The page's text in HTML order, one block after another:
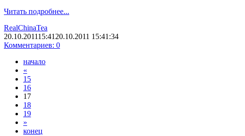
Читать подробнее...
RealChinaTea
20.10.201115:41 20.10.2011 15:41:34
Комментариев: 0
начало
«
15
16
17
18
19
»
конец